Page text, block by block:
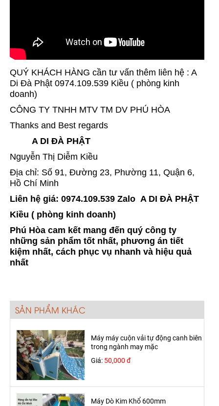
QUÝ KHÁCH HÀNG cần tư vấn thêm liên hệ : A
Di Đà Phật 0974.109.539 Kiều ( phòng kinh
doanh)
CÔNG TY TNHH MTV TM DV PHÚ HÒA
Thanks and Best regards
A DI ĐÀ PHẬT
Nguyễn Thị Diễm Kiều
Địa chỉ: Số 91, Đường 23, Phường 11, Quận 6,
Hồ Chí Minh
Liên hệ giá: 0974.109.539 Zalo A DI ĐÀ PHẬT
Kiều ( phòng kinh doanh)
Phú Hòa cam kết mang đến quý công ty
những sản phẩm tốt nhất, phương án tiết
kiệm nhất, cách phục vụ nhanh và hiệu quả
nhất
SẢN PHẨM KHÁC
Máy máy cuộn vải tự động canh biên
trong ngành may mặc
Giá: 50,000 đ
Máy Dò Kim Khổ 600mm